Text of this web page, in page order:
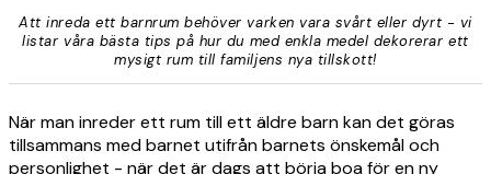
Att inreda ett barnrum behöver varken vara svårt eller dyrt - vi
listar våra bästa tips på hur du med enkla medel dekorerar ett
mysigt rum till familjens nya tillskott!
När man inreder ett rum till ett äldre barn kan det göras
tillsammans med barnet utifrån barnets önskemål och
personlighet - när det är dags att börja boa för en ny